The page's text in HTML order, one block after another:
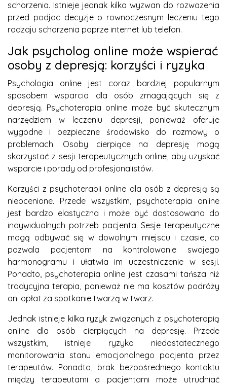
schorzenia. Istnieje jednak kilka wyzwan do rozwazenia
przed podjac decyzje o rownoczesnym leczeniu tego
rodzaju schorzenia poprze internet lub telefon.
Jak psycholog online może wspierać
osoby z depresją: korzyści i ryzyka
Psychologia online jest coraz bardziej popularnym
sposobem wsparcia dla osób zmagających się z
depresją. Psychoterapia online może być skutecznym
narzędziem w leczeniu depresji, ponieważ oferuje
wygodne i bezpieczne środowisko do rozmowy o
problemach. Osoby cierpiące na depresję mogą
skorzystać z sesji terapeutycznych online, aby uzyskać
wsparcie i porady od profesjonalistów.
Korzyści z psychoterapii online dla osób z depresją są
nieocenione. Przede wszystkim, psychoterapia online
jest bardzo elastyczna i może być dostosowana do
indywidualnych potrzeb pacjenta. Sesje terapeutyczne
mogą odbywać się w dowolnym miejscu i czasie, co
pozwala pacjentom na kontrolowanie swojego
harmonogramu i ułatwia im uczestniczenie w sesji.
Ponadto, psychoterapia online jest czasami tańsza niż
tradycyjna terapia, ponieważ nie ma kosztów podróży
ani opłat za spotkanie twarzą w twarz.
Jednak istnieje kilka ryzyk związanych z psychoterapią
online dla osób cierpiących na depresję. Przede
wszystkim, istnieje ryzyko niedostatecznego
monitorowania stanu emocjonalnego pacjenta przez
terapeutów. Ponadto, brak bezpośredniego kontaktu
między terapeutami a pacjentami może utrudniać